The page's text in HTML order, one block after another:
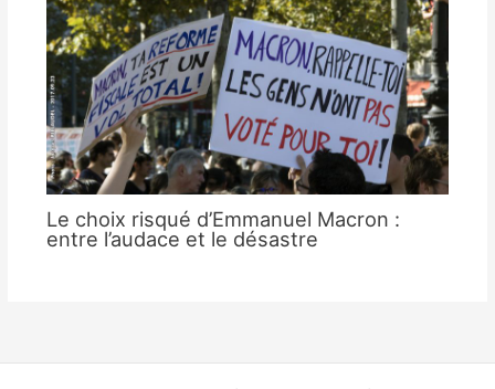
Le choix risqué d’Emmanuel Macron :
entre l’audace et le désastre